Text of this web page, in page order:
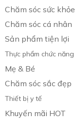
Chăm sóc sức khỏe
Chăm sóc cá nhân
Sản phẩm tiện lợi
Thực phẩm chức năng
Mẹ & Bé
Chăm sóc sắc đẹp
Thiết bị y tế
Khuyến mãi HOT